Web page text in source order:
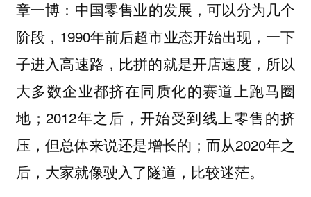
章一博： 中国零售业的发展，可以分为几个
阶段，1990年前后超市业态开始出现，一下
子进入高速路，比拼的就是开店速度，所以
大多数企业都挤在同质化的赛道上跑马圈
地；2012年之后，开始受到线上零售的挤
压，但总体来说还是增长的；而从2020年之
后，大家就像驶入了隧道，比较迷茫。